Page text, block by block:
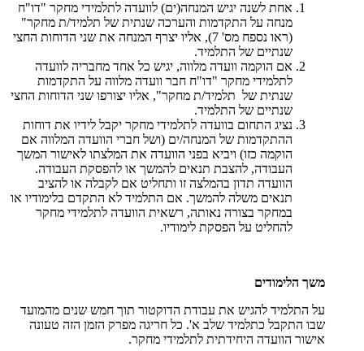
אחת לשנה יגיש המנחה(ים) לוועדה לתלמידי מחקר "דו"ח
מנחה על התקדמות והערכה שנתית של תלמיד/ת מחקר"
(ראו נספח מס' 7), אליו יצרף המנחה את שני הדוחות החצי
שנתיים של התלמיד.
אם הוקמה וועדה מלווה, יגיש כל אחד מחבריה לוועדה
לתלמידי מחקר "דו"ח חבר וועדה מלווה על התקדמות
שנתית של תלמיד/ת מחקר", אליו יצורפו שני הדוחות החצי
שנתיים של התלמיד.
נציג התחום בוועדה לתלמידי מחקר יקבל לידיו את דוחות
ההתקדמות של המנחה/ים (ושל חברי הוועדה המלווה אם
הוקמה כזו) ויביא בפני הוועדה את המלצתו לאישור המשך
העבודה, להצבת תנאים להמשך או להפסקת העבודה.
הוועדה תדון בהמלצה זו ותחליט אם לקבלה או להציב
תנאים משלה להמשך. אם התלמיד לא התקדם בלימודיו או
במחקר בצורה נאותה, רשאית הוועדה לתלמידי מחקר
להחליט על הפסקת לימודיו.
משך הלימודים
על התלמיד להגיש את עבודת הדוקטור תוך חמש שנים מהמועד
שבו התקבל כתלמיד שלב א'. כל חריגה מפרק הזמן הזה טעונה
אישור הוועדה היחידתית לתלמידי מחקר.